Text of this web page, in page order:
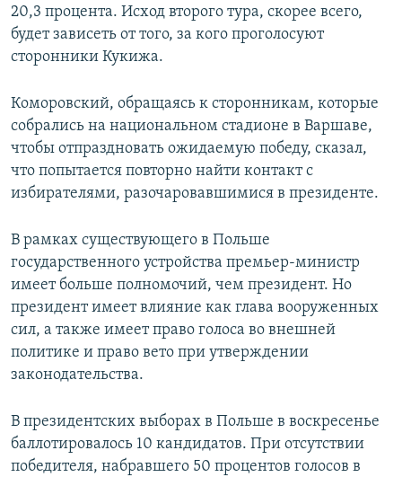
20,3 процента. Исход второго тура, скорее всего,
будет зависеть от того, за кого проголосуют
сторонники Кукижа.
Коморовский, обращаясь к сторонникам, которые
собрались на национальном стадионе в Варшаве,
чтобы отпраздновать ожидаемую победу, сказал,
что попытается повторно найти контакт с
избирателями, разочаровавшимися в президенте.
В рамках существующего в Польше
государственного устройства премьер-министр
имеет больше полномочий, чем президент. Но
президент имеет влияние как глава вооруженных
сил, а также имеет право голоса во внешней
политике и право вето при утверждении
законодательства.
В президентских выборах в Польше в воскресенье
баллотировалось 10 кандидатов. При отсутствии
победителя, набравшего 50 процентов голосов в